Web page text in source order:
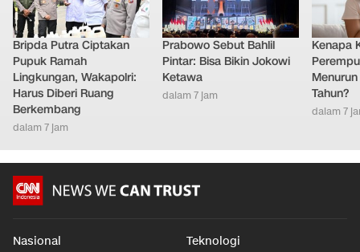
Bripda Putra Ciptakan
Pupuk Ramah
Lingkungan, Wakapolri:
Harus Diberi Ruang
Berkembang
dalam 7 jam
Prabowo Sebut Bahlil
Pintar: Bisa Bikin Jokowi
Ketawa
dalam 7 jam
Kenapa
Tahun?
dalam 7
Nasional Teknologi